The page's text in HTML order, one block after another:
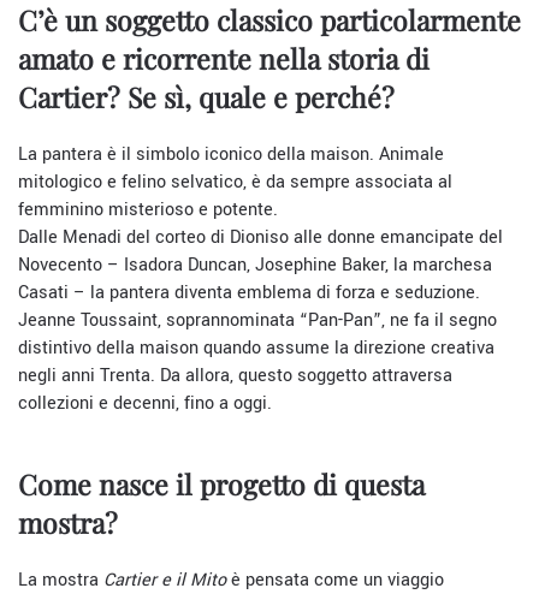
C’è un soggetto classico particolarmente
amato e ricorrente nella storia di
Cartier? Se sì, quale e perché?
La pantera è il simbolo iconico della maison. Animale
mitologico e felino selvatico, è da sempre associata al
femminino misterioso e potente.
Dalle Menadi del corteo di Dioniso alle donne emancipate del
Novecento – Isadora Duncan, Josephine Baker, la marchesa
Casati – la pantera diventa emblema di forza e seduzione.
Jeanne Toussaint, soprannominata “Pan-Pan”, ne fa il segno
distintivo della maison quando assume la direzione creativa
negli anni Trenta. Da allora, questo soggetto attraversa
collezioni e decenni, fino a oggi.
Come nasce il progetto di questa
mostra?
La mostra Cartier e il Mitoè pensata come un viaggio